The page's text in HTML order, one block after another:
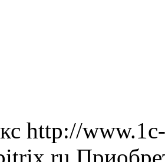
http://